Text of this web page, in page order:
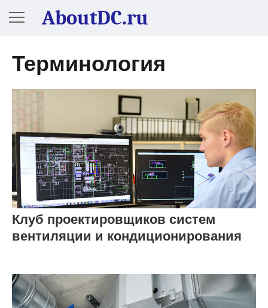
AboutDC.ru
Терминология
Клуб проектировщиков систем
вентиляции и кондиционирования